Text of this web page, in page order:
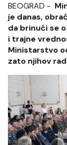
BEOGRAD -
je danas,
da brinući se
i trajne
Ministarstvo
zato njihov